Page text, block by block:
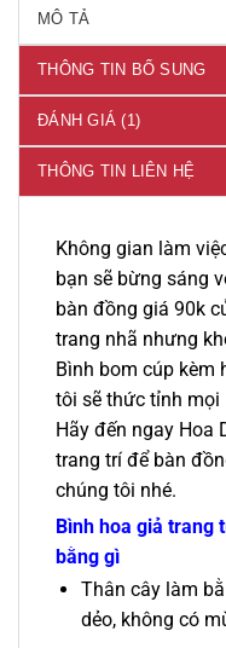
MÔ TẢ
THÔNG TIN BỔ SUNG
ĐÁNH GIÁ (1)
THÔNG TIN LIÊN HỆ
Không gian làm
bạn sẽ bừng sáng
bàn đồng giá 90k
trang nhã nhưng
Bình bom cúp kèm
tôi sẽ thức tỉnh mọi
Hãy đến ngay Hoa
trang trí để bàn
chúng tôi nhé.
Bình hoa giả trang
bằng gì
Thân cây làm
dẻo, không có